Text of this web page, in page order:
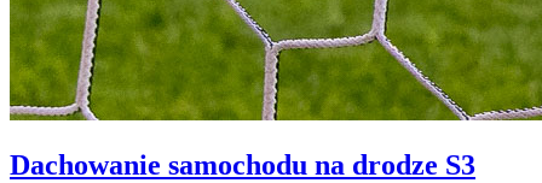
Dachowanie samochodu na drodze S3